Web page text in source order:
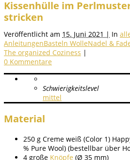
Kissenhülle im
stricken
Veröffentlicht am 15. Juni 2021 | In
AnleitungenBasteln WolleNadel &
The organized Coziness |
0 Kommentare
Schwierigkeitslevel
mittel
Material
250 g Creme weiß (Color 1)
% Pure Wool) (bestellbar über
4 große Knöpfe (Ø 35 mm)